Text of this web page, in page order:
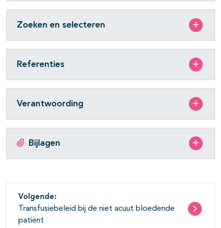
Zoeken en selecteren
Referenties
Verantwoording
Bijlagen
Volgende:
Transfusiebeleid bij de niet acuut bloedende
patiënt